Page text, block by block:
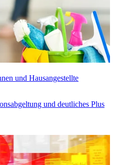
und Hausangestellte
und deutliches Plus